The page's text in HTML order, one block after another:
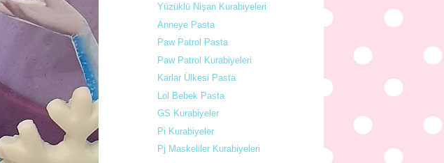
Yüzüklü Nişan Kurabiyeleri
Anneye Pasta
Paw Patrol Pasta
Paw Patrol Kurabiyeleri
Karlar Ülkesi Pasta
Lol Bebek Pasta
GS Kurabiyeler
Pi Kurabiyeler
Pj Maskeliler Kurabiyeleri